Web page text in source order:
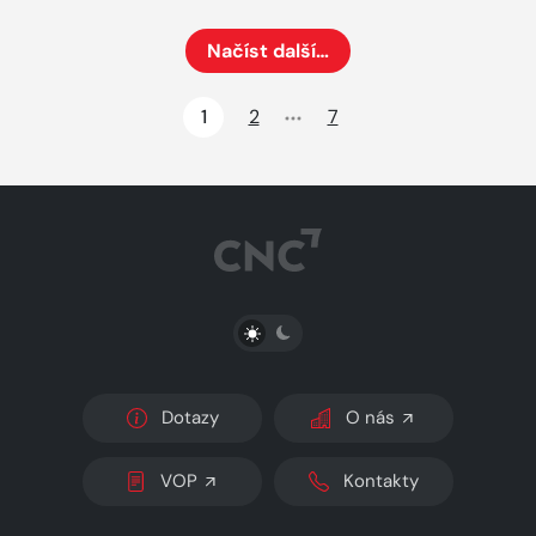
Načíst další…
1
2 7
PŘEPNOUT SVĚTLÝ/TMAVÝ REŽIM
Dotazy O nás
VOP Kontakty